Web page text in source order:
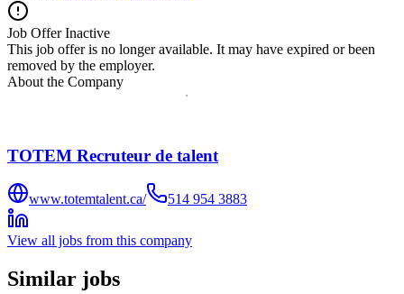
Job Offer Inactive
This job offer is no longer available. It may have expired or been
removed by the employer.
About the Company
TOTEM Recruteur de talent
www.totemtalent.ca/ 514 954 3883
View all jobs from this company
Similar jobs